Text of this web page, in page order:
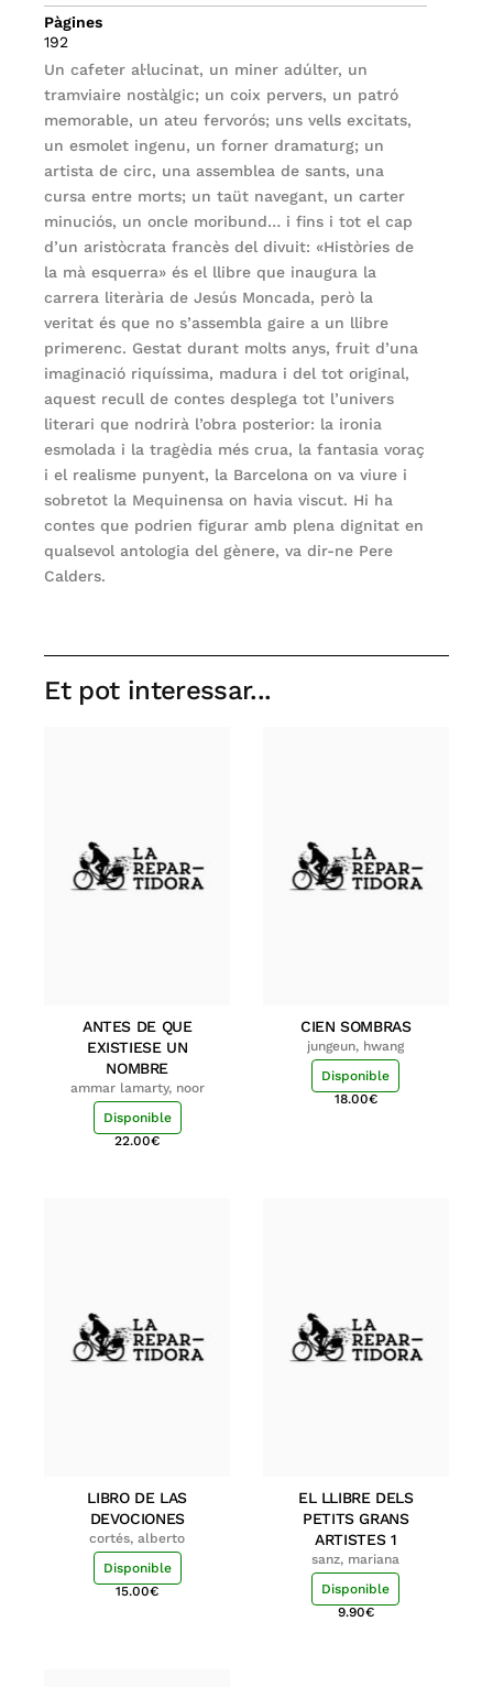
Pàgines
192
Un cafeter al·lucinat, un miner adúlter, un
tramviaire nostàlgic; un coix pervers, un patró
memorable, un ateu fervorós; uns vells excitats,
un esmolet ingenu, un forner dramaturg; un
artista de circ, una assemblea de sants, una
cursa entre morts; un taüt navegant, un carter
minuciós, un oncle moribund… i fins i tot el cap
d’un aristòcrata francès del divuit: «Històries de
la mà esquerra» és el llibre que inaugura la
carrera literària de Jesús Moncada, però la
veritat és que no s’assembla gaire a un llibre
primerenc. Gestat durant molts anys, fruit d’una
imaginació riquíssima, madura i del tot original,
aquest recull de contes desplega tot l’univers
literari que nodrirà l’obra posterior: la ironia
esmolada i la tragèdia més crua, la fantasia voraç
i el realisme punyent, la Barcelona on va viure i
sobretot la Mequinensa on havia viscut. Hi ha
contes que podrien figurar amb plena dignitat en
qualsevol antologia del gènere, va dir-ne Pere
Calders.
Et pot interessar...
ANTES DE QUE
EXISTIESE UN
NOMBRE
ammar lamarty, noor
Disponible
22.00€
CIEN SOMBRAS
jungeun, hwang
Disponible
18.00€
LIBRO DE LAS
DEVOCIONES
cortés, alberto
Disponible
15.00€
EL LLIBRE DELS
PETITS GRANS
ARTISTES 1
sanz, mariana
Disponible
9.90€